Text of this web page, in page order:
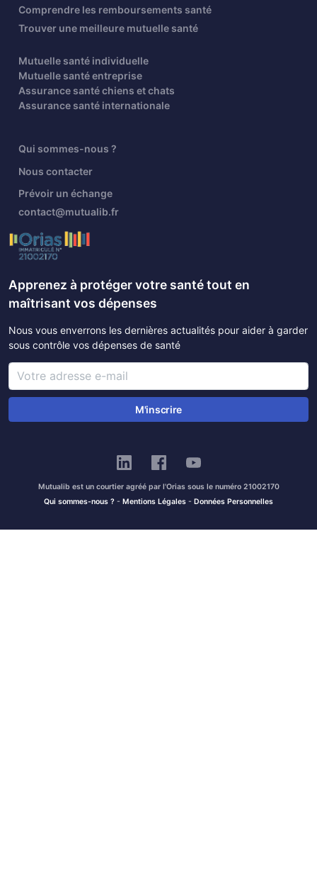
Comprendre les remboursements santé
Trouver une meilleure mutuelle santé
Mutuelle santé individuelle
Mutuelle santé entreprise
Assurance santé chiens et chats
Assurance santé internationale
Qui sommes-nous ?
Nous contacter
Prévoir un échange
contact@mutualib.fr
Apprenez à protéger votre santé tout en
maîtrisant vos dépenses
Nous vous enverrons les dernières actualités pour aider à garder
sous contrôle vos dépenses de santé
M'inscrire
Mutualib est un courtier agréé par l'Orias sous le numéro 21002170
Qui sommes-nous ? - Mentions Légales - Données Personnelles